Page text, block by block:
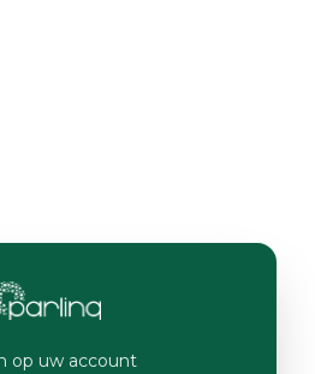
op uw account